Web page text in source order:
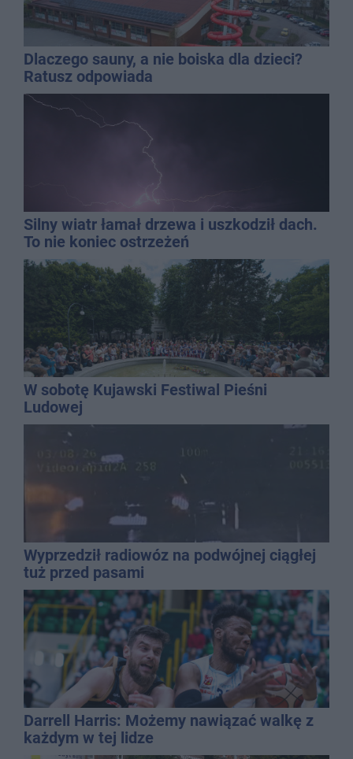
Dlaczego sauny, a nie boiska dla dzieci?
Ratusz odpowiada
Silny wiatr łamał drzewa i uszkodził dach.
To nie koniec ostrzeżeń
W sobotę Kujawski Festiwal Pieśni
Ludowej
Wyprzedził radiowóz na podwójnej ciągłej
tuż przed pasami
Darrell Harris: Możemy nawiązać walkę z
każdym w tej lidze